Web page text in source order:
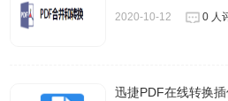
2020-10-12 0 人
迅捷PDF在线转换